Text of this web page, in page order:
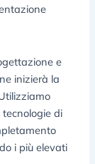
e
inizierà la
di
i più elevati